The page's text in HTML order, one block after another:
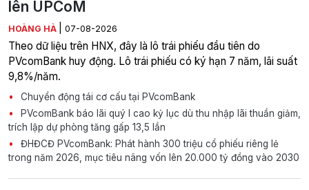
lên UPCoM
HOÀNG HÀ 07-08-2026
Theo dữ liệu trên HNX, đây là lô trái phiếu đầu tiên do
PVcomBank huy động. Lô trái phiếu có ký hạn 7 năm, lãi suất
9,8%/năm.
Chuyển động tái cơ cấu tại PVcomBank
PVcomBank báo lãi quý I cao kỷ lục dù thu nhập lãi thuần giảm,
trích lập dự phòng tăng gấp 13,5 lần
ĐHĐCĐ PVcomBank: Phát hành 300 triệu cổ phiếu riêng lẻ
trong năm 2026, mục tiêu nâng vốn lên 20.000 tỷ đồng vào 2030